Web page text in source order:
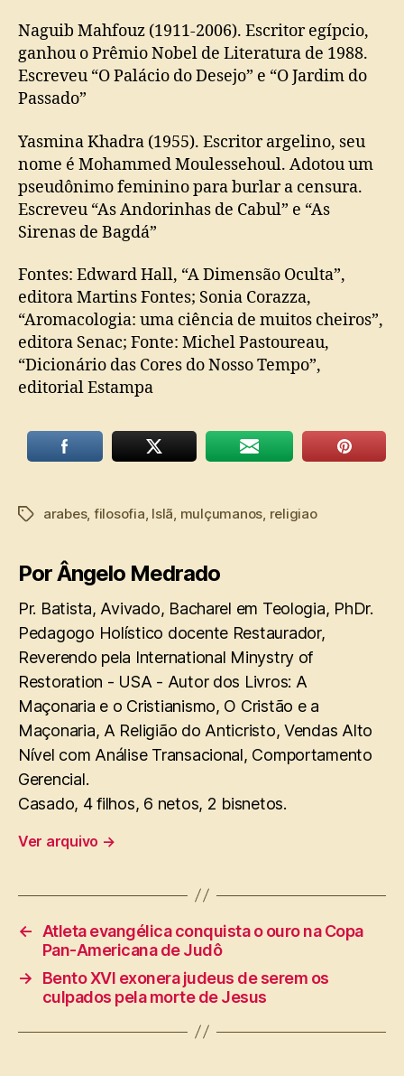
Naguib Mahfouz (1911-2006). Escritor egípcio,
ganhou o Prêmio Nobel de Literatura de 1988.
Escreveu “O Palácio do Desejo” e “O Jardim do
Passado”
Yasmina Khadra (1955). Escritor argelino, seu
nome é Mohammed Moulessehoul. Adotou um
pseudônimo feminino para burlar a censura.
Escreveu “As Andorinhas de Cabul” e “As
Sirenas de Bagdá”
Fontes: Edward Hall, “A Dimensão Oculta”,
editora Martins Fontes; Sonia Corazza,
“Aromacologia: uma ciência de muitos cheiros”,
editora Senac; Fonte: Michel Pastoureau,
“Dicionário das Cores do Nosso Tempo”,
editorial Estampa
Tagsarabes, filosofia Islã mulçumanos religiao
Por Ângelo Medrado
Pr. Batista, Avivado, Bacharel em Teologia, PhDr.
Pedagogo Holístico docente Restaurador,
Reverendo pela International Minystry of
Restoration - USA - Autor dos Livros: A
Maçonaria e o Cristianismo, O Cristão e a
Maçonaria, A Religião do Anticristo, Vendas Alto
Nível com Análise Transacional, Comportamento
Gerencial.
Casado, 4 filhos, 6 netos, 2 bisnetos.
Ver arquivo →
←
Atleta evangélica conquista o ouro na Copa
Pan-Americana de Judô
→
Bento XVI exonera judeus de serem os
culpados pela morte de Jesus